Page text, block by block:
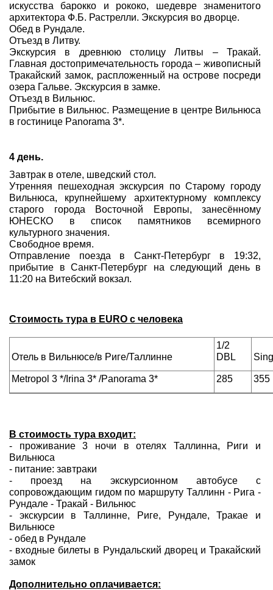
искусства барокко и рококо, шедевре знаменитого
архитектора Ф.Б. Растрелли. Экскурсия во дворце.
Обед в Рундале.
Отъезд в Литву.
Экскурсия в древнюю столицу Литвы – Тракай.
Главная достопримечательность города – живописный
Тракайский замок, распложенный на острове посреди
озера Гальве. Экскурсия в замке.
Отъезд в Вильнюс.
Прибытие в Вильнюс. Размещение в центре Вильнюса
в гостинице Panorama 3*.
4 день.
Завтрак в отеле, шведский стол.
Утренняя пешеходная экскурсия по Старому городу
Вильнюса, крупнейшему архитектурному комплексу
старого города Восточной Европы, занесённому
ЮНЕСКО в список памятников всемирного
культурного значения.
Свободное время.
Отправление поезда в Санкт-Петербург в 19:32,
прибытие в Санкт-Петербург на следующий день в
11:20 на Витебский вокзал.
Стоимость тура в EURO с человека
Отель в Вильнюсе/в Риге/Таллинне
1/2
DBL
Metropol 3 */Irina 3* /Panorama 3* 285 355
В стоимость тура входит:
- проживание 3 ночи в отелях Таллинна, Риги и
Вильнюса
- питание: завтраки
- проезд на экскурсионном автобусе с
сопровождающим гидом по маршруту Таллинн - Рига -
Рундале - Тракай - Вильнюс
- экскурсии в Таллинне, Риге, Рундале, Тракае и
Вильнюсе
- обед в Рундале
- входные билеты в Рундальский дворец и Тракайский
замок
Дополнительно оплачивается: